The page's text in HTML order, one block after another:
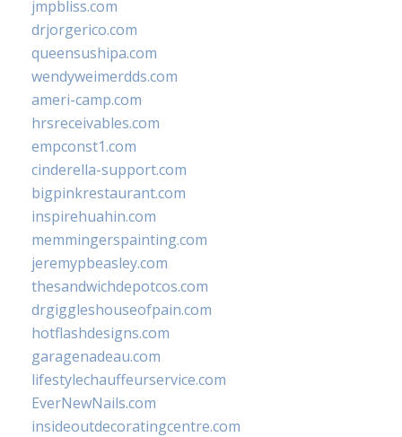
jmpbliss.com
drjorgerico.com
queensushipa.com
wendyweimerdds.com
ameri-camp.com
hrsreceivables.com
empconst1.com
cinderella-support.com
bigpinkrestaurant.com
inspirehuahin.com
memmingerspainting.com
jeremypbeasley.com
thesandwichdepotcos.com
drgiggleshouseofpain.com
hotflashdesigns.com
garagenadeau.com
lifestylechauffeurservice.com
EverNewNails.com
insideoutdecoratingcentre.com